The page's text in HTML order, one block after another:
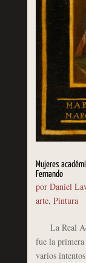
Mujeres
Fernando
por Daniel
arte, Pintura
La Real
fue la
varios